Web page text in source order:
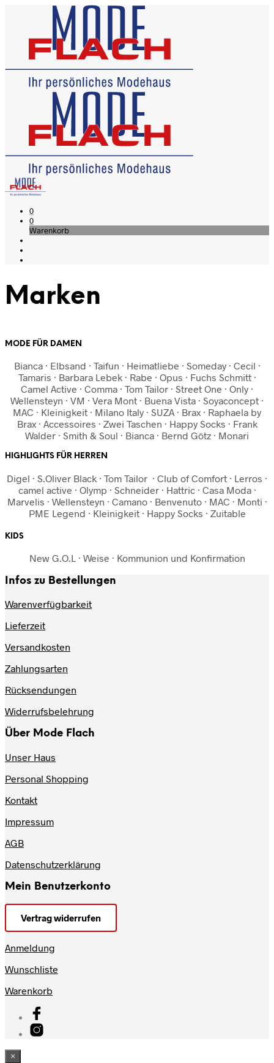
0
0
Warenkorb
Marken
MODE FÜR DAMEN
Bianca · Elbsand · Taifun · Heimatliebe · Someday · Cecil ·
Tamaris · Barbara Lebek · Rabe · Opus · Fuchs Schmitt ·
Camel Active · Comma · Tom Tailor · Street One · Only ·
Wellensteyn · VM · Vera Mont · Buena Vista · Soyaconcept ·
MAC · Kleinigkeit · Milano Italy · SUZA · Brax · Raphaela by
Brax · Accessoires · Zwei Taschen · Happy Socks · Frank
Walder · Smith & Soul · Bianca · Bernd Götz · Monari
HIGHLIGHTS FÜR HERREN
Digel · S.Oliver Black · Tom Tailor · Club of Comfort · Lerros ·
camel active · Olymp · Schneider · Hattric · Casa Moda ·
Marvelis · Wellensteyn · Camano · Benvenuto · MAC · Monti ·
PME Legend · Kleinigkeit · Happy Socks · Zuitable
KIDS
New G.O.L · Weise · Kommunion und Konfirmation
Infos zu Bestellungen
Warenverfügbarkeit
Lieferzeit
Versandkosten
Zahlungsarten
Rücksendungen
Widerrufsbelehrung
Über Mode Flach
Unser Haus
Personal Shopping
Kontakt
Impressum
AGB
Datenschutzerklärung
Mein Benutzerkonto
Vertrag widerrufen
Anmeldung
Wunschliste
Warenkorb
×